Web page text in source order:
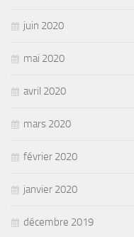
juin 2020
mai 2020
avril 2020
mars 2020
février 2020
janvier 2020
décembre 2019